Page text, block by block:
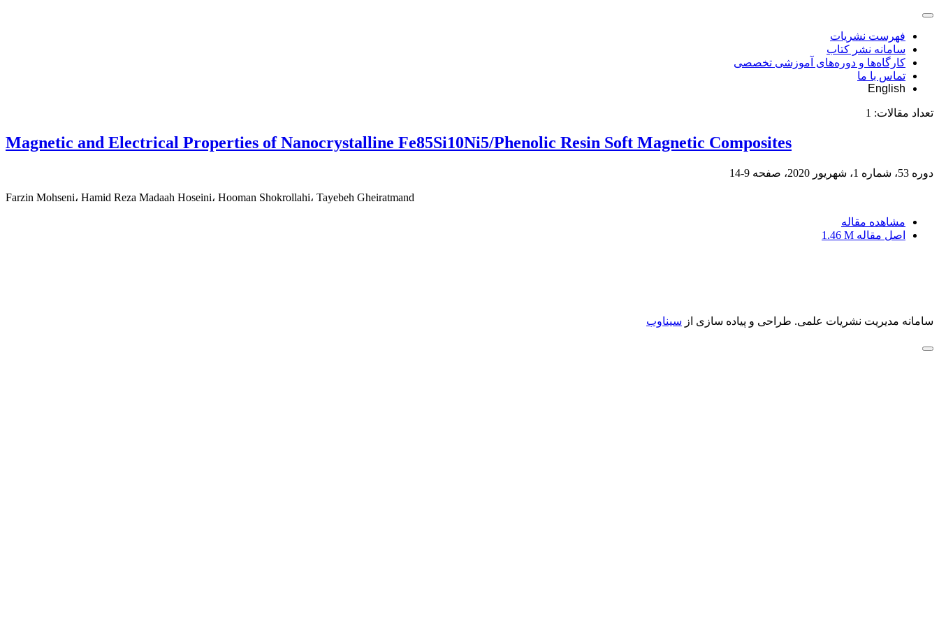
فهرست نشریات
سامانه نشر کتاب
کارگاه‌ها و دوره‌های آموزشی تخصصی
تماس با ما
English
تعداد مقالات: 1
Magnetic and Electrical Properties of Nanocrystalline Fe85Si10Ni5/Phenolic Resin Soft Magnetic Composites
دوره 53، شماره 1، شهریور 2020، صفحه 9-14
Farzin Mohseni، Hamid Reza Madaah Hoseini، Hooman Shokrollahi، Tayebeh Gheiratmand
مشاهده مقاله
اصل مقاله 1.46 M
سامانه مدیریت نشریات علمی. طراحی و پیاده سازی از سیناوب